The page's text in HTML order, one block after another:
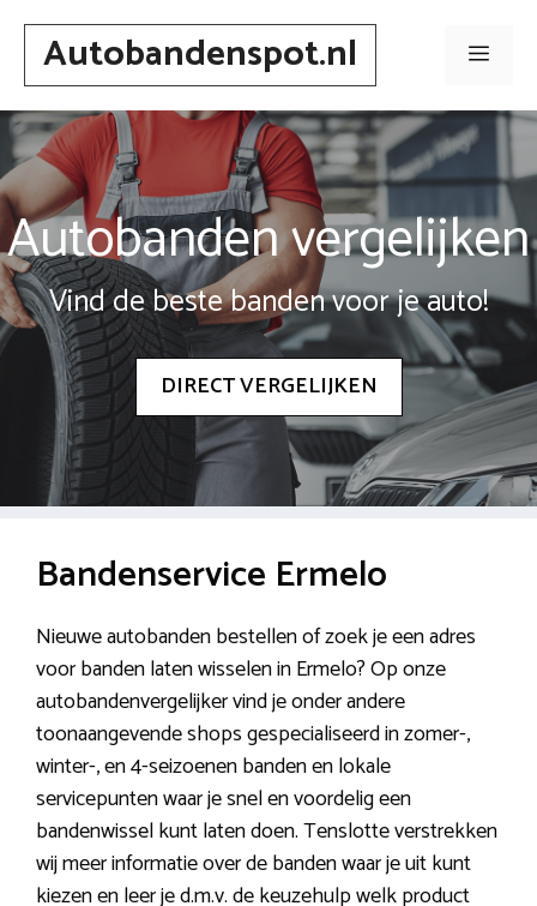
Spring
inhoudAutobandenspot.nl Menu
Autobanden vergelijken
Vind de beste banden voor je auto!
DIRECT VERGELIJKEN
Bandenservice Ermelo
Nieuwe autobanden bestellen of zoek je een adres
voor banden laten wisselen in Ermelo? Op onze
autobandenvergelijker vind je onder andere
toonaangevende shops gespecialiseerd in zomer-,
winter-, en 4-seizoenen banden en lokale
servicepunten waar je snel en voordelig een
bandenwissel kunt laten doen. Tenslotte verstrekken
wij meer informatie over de banden waar je uit kunt
kiezen en leer je d.m.v. de keuzehulp welk product